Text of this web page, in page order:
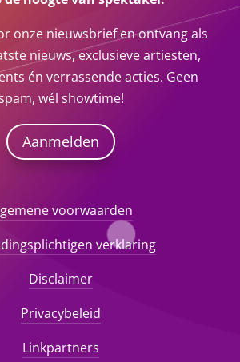
onze nieuwsbrief en ontvang als
nieuws, exclusieve artiesten,
én verrassende acties. Geen
wél showtime!
Aanmelden
voorwaarden
verklaring
Disclaimer
Privacybeleid
Linkpartners